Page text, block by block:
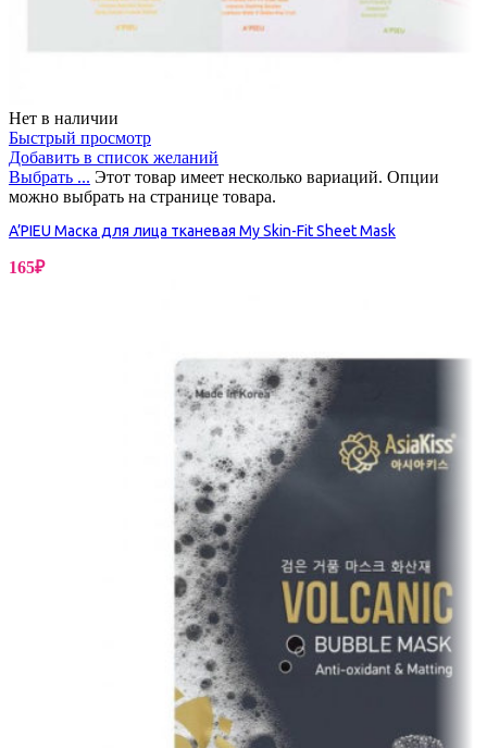
Нет в наличии
Быстрый просмотр
Добавить в список желаний
Выбрать ... Этот товар имеет несколько вариаций. Опции
можно выбрать на странице товара.
A’PIEU Маска для лица тканевая My Skin-Fit Sheet Mask
165₽